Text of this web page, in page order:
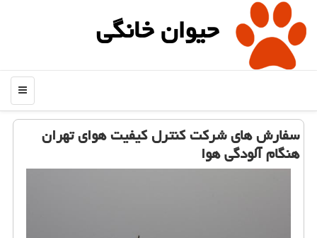
حیوان خانگی
منو
سفارش های شركت كنترل كیفیت هوای تهران
هنگام آلودگی هوا